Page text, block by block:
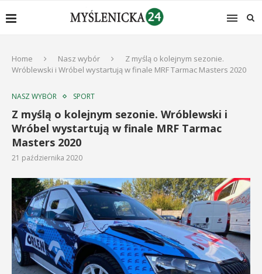
Home Nasz wybór
Z myślą o kolejnym sezonie.
Wróblewski i Wróbel wystartują w finale MRF Tarmac Masters 2020
NASZ WYBÓR SPORT
Z myślą o kolejnym sezonie. Wróblewski i
Wróbel wystartują w finale MRF Tarmac
Masters 2020
21 października 2020